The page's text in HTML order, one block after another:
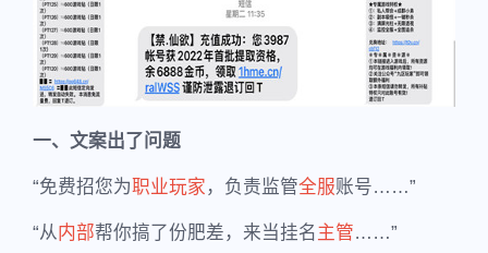
一、文案出了问题
“免费招您为职业玩家 ，负责监管全服账号……”
“从内部帮你搞了份肥差，来当挂名主管……”